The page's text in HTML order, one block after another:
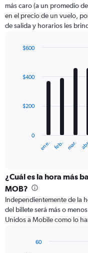
más caro (a un promedio
en el precio de un vuelo,
de salida y horarios les
with
12
The
categories.
Range:
categories.
The
chart
ene. feb. mar.
0
$200
$400
$600
¿Cuál es la hora más
MOB?
Independientemente de la
del billete será más o
Unidos a Mobile como lo
60